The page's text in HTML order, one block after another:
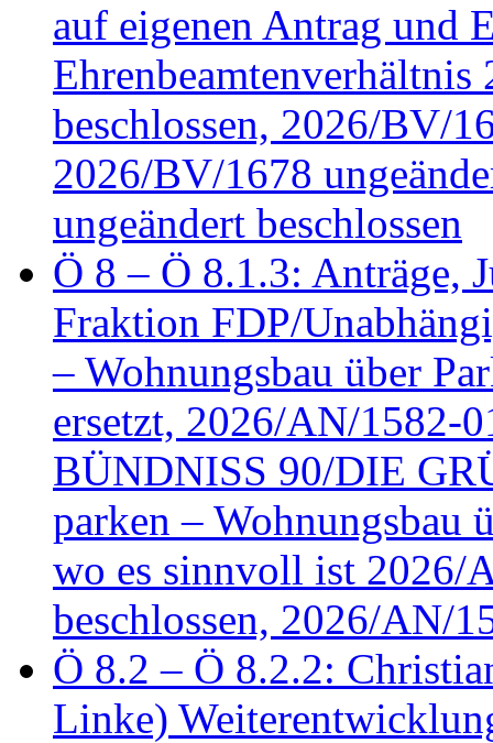
auf eigenen Antrag und
beschlossen, 2026/BV/
2026/BV/1678
ungeändert beschlossen
Ö 8 – Ö 8.1.3: Anträge,
Fraktion FDP/
– Wohnungsbau über
ersetzt, 2026/AN/1582-
BÜNDNISS 90/DIE
parken – Wohnungsbau
wo es sinnvoll ist 2026/
beschlossen, 2026/AN/
Ö 8.2 – Ö 8.2.2:
Linke)